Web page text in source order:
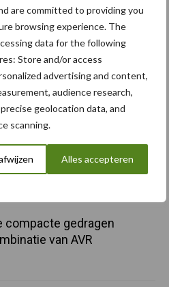
are committed to providing you
browsing experience. The
data for the following
Store and/or access
advertising and content,
audience research,
geolocation data, and
scanning.
Alles accepteren
Tyres breidt uit naar
marktsegmenten
breidt gamma
bulldozers uit
HM460-6 knikdumper legt
hoger
compacte gedragen
van AVR